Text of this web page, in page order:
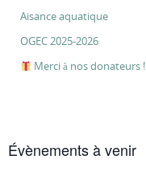
Aisance aquatique
OGEC 2025-2026
Merci à nos donateurs !
Évènements à venir